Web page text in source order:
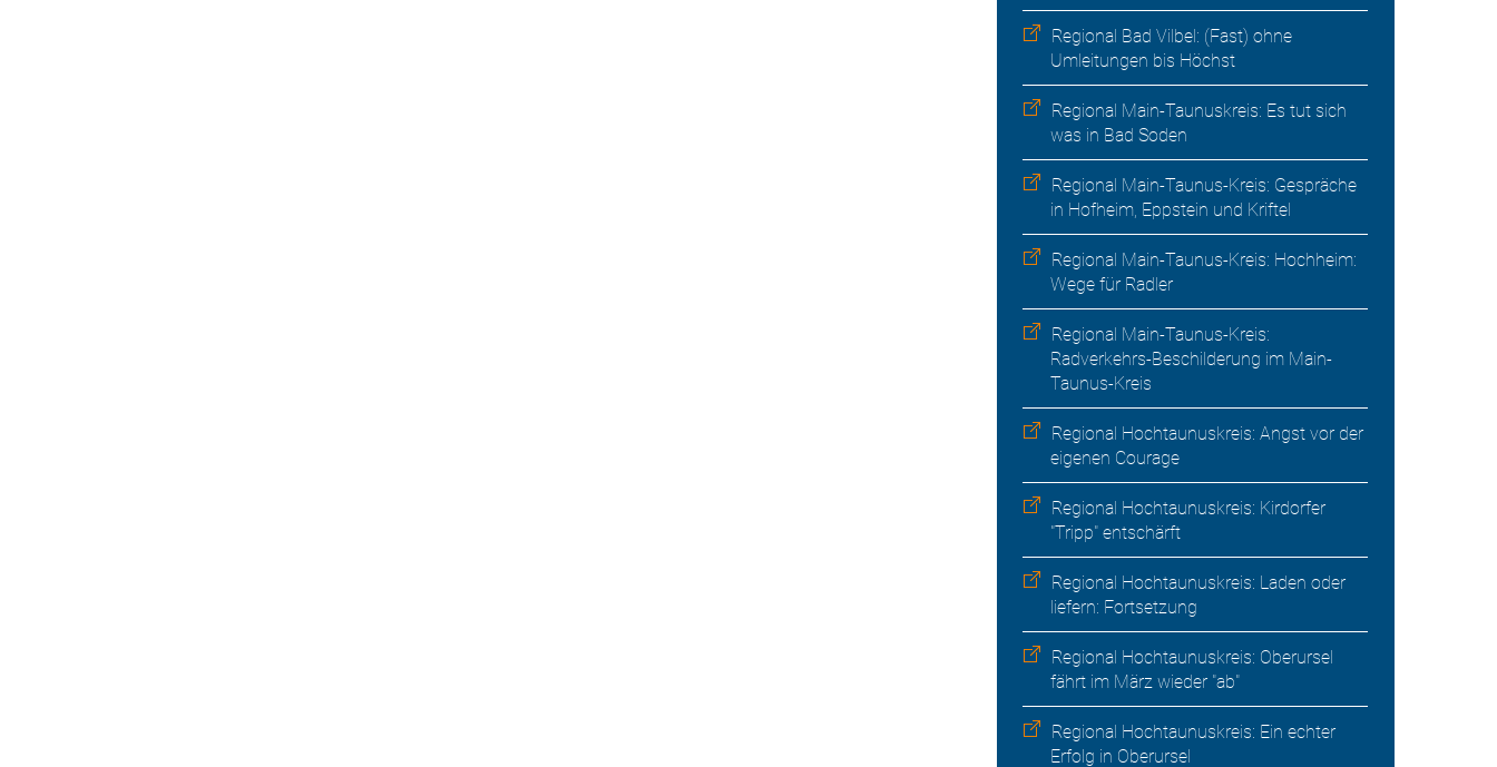
Regional Bad Vilbel: (Fast) ohne
Umleitungen bis Höchst
Regional Main-Taunuskreis: Es tut sich
was in Bad Soden
Regional Main-Taunus-Kreis: Gespräche
in Hofheim, Eppstein und Kriftel
Regional Main-Taunus-Kreis: Hochheim:
Wege für Radler
Regional Main-Taunus-Kreis:
Radverkehrs-Beschilderung im Main-
Taunus-Kreis
Regional Hochtaunuskreis: Angst vor der
eigenen Courage
Regional Hochtaunuskreis: Kirdorfer
"Tripp" entschärft
Regional Hochtaunuskreis: Laden oder
liefern: Fortsetzung
Regional Hochtaunuskreis: Oberursel
fährt im März wieder "ab"
Regional Hochtaunuskreis: Ein echter
Erfolg in Oberursel